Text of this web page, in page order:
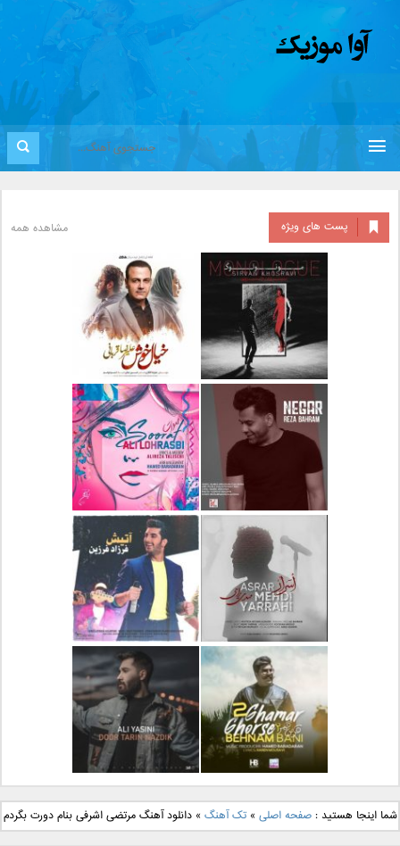
پست های ویژه مشاهده همه
دانلود آلبوم جدید سیروان
خسروی بنام مونولوگ
دانلود آهنگ جدید علیرضا
قربانی بنام خیال خوش
دانلود آهنگ جدید رضا
بهرام بنام نگار
دانلود آهنگ جدید علی
لهراسبی بنام صورت
دانلود آهنگ جدید مهدی
یراحی بنام اسرار
دانلود آهنگ جدید فرزاد
فرزین بنام آتیش
دانلود آهنگ جدید بهنام
بانی بنام قرص قمر 2
دانلود آهنگ جدید علی
یاسینی بنام دورترین نزدیک
شما اینجا هستید :صفحه اصلی »تک آهنگ »دانلود آهنگ مرتضی اشرفی بنام دورت بگردم